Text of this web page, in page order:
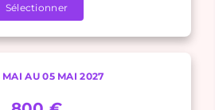
Sélectionner
MAI AU 05 MAI 2027